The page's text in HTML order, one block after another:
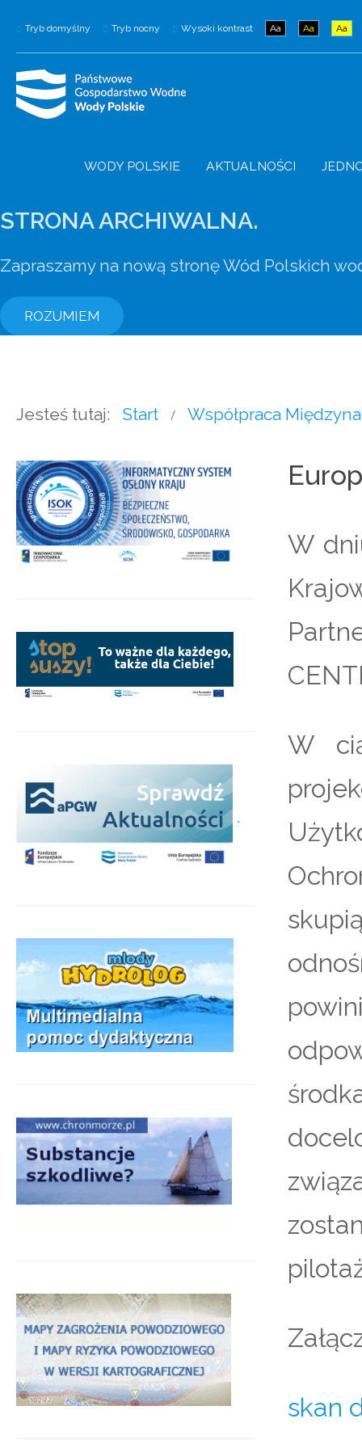
Tryb domyślny Tryb nocny Wysoki kontrast Aa Aa Aa
WODY POLSKIE AKTUALNOŚCI
STRONA ARCHIWALNA.
Zapraszamy na nową stronę Wód Polskich
ROZUMIEM
Jesteś tutaj: Start Współpraca
W
W
skan
.